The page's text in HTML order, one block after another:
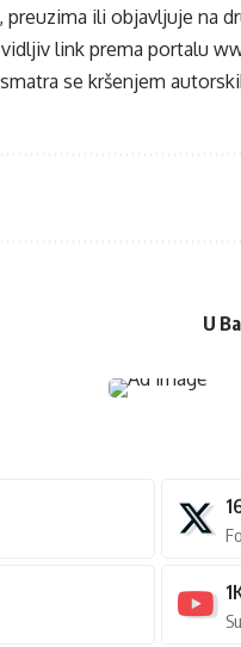
ili objavljuje na
link prema portalu
se kršenjem
U